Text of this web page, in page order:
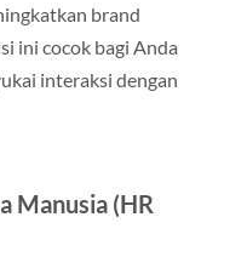
brand
ini cocok bagi Anda
interaksi dengan
Manusia (HR